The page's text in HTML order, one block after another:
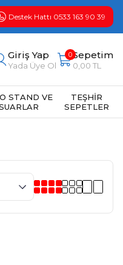
Destek Hattı 0533 163 90 39
Giriş Yap
Yada Üye Ol
0Sepetim
0,00 TL
STAND VE
TEŞHİR
SEPETLER